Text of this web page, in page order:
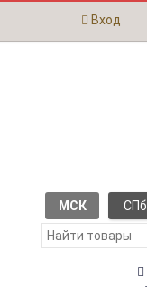
Вход
МСК СПб